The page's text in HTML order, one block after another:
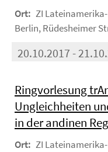
Ort: ZI
Berlin, Rüdesheimer
20.10.2017 -
Ringvorlesung
Ungleichheiten
in der andinen
Ort: ZI